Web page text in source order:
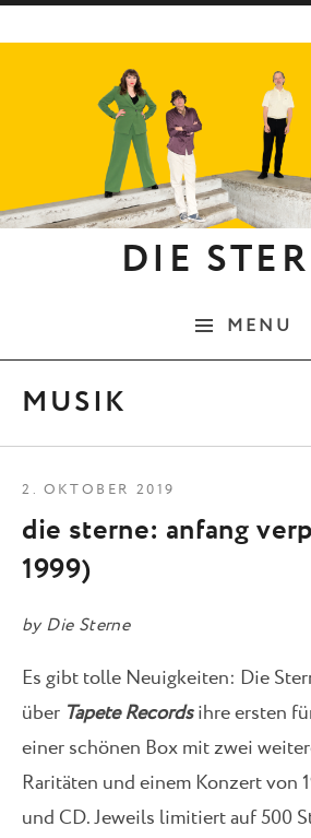
DIE
MENU
MUSIK
die sterne: anfang
1999)
by Die Sterne
2. OKTOBER 2019
Es gibt tolle Neuigkeiten: Die
über Tapete Recordsihre ersten
einer schönen Box mit zwei
Raritäten und einem Konzert von
und CD. Jeweils limitiert auf 500